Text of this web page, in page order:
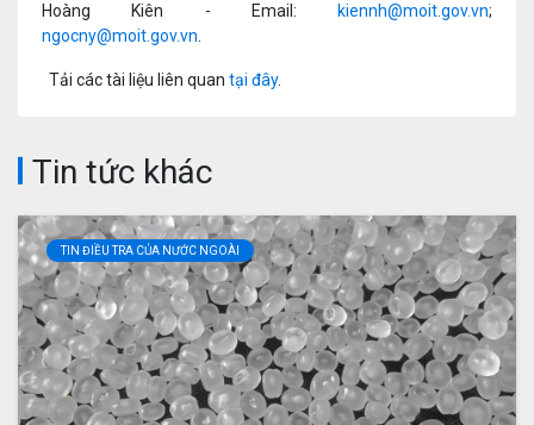
Hoàng Kiên - Email:
kiennh@moit.gov.vn;
ngocny@moit.gov.vn
Tải các tài liệu liên quan tại đây.
Tin tức khác
TIN ĐIỀU TRA CỦA NƯỚC NGOÀI